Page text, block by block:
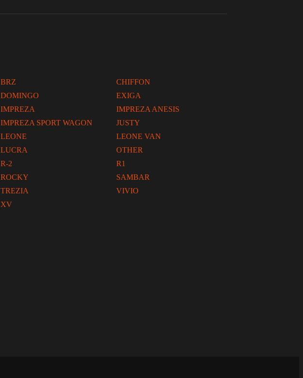
BRZ
CHIFFON
DOMINGO
EXIGA
IMPREZA
IMPREZA ANESIS
IMPREZA SPORT WAGON
JUSTY
LEONE
LEONE VAN
LUCRA
OTHER
R-2
R1
ROCKY
SAMBAR
TREZIA
VIVIO
XV